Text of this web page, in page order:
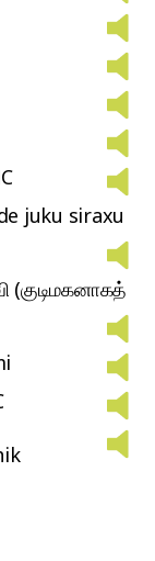
juku siraxu
(குடிமகனாகத்